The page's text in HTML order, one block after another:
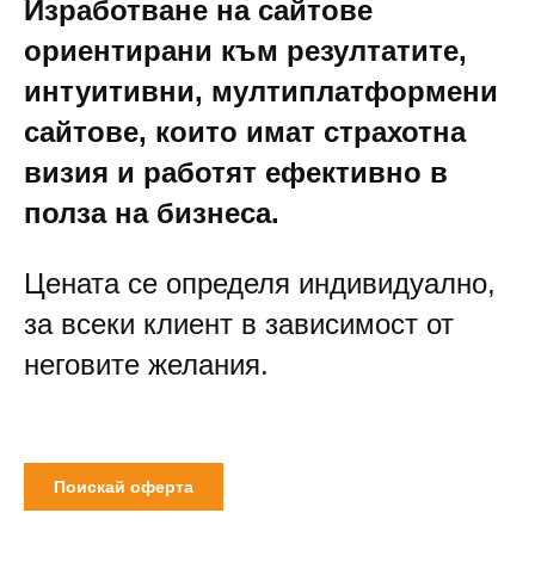
Изработване на сайтове
ориентирани към резултатите,
интуитивни, мултиплатформени
сайтове, които имат страхотна
визия и работят ефективно в
полза на бизнеса.
Цената се определя индивидуално,
за всеки клиент в зависимост от
неговите желания.
Поискай оферта